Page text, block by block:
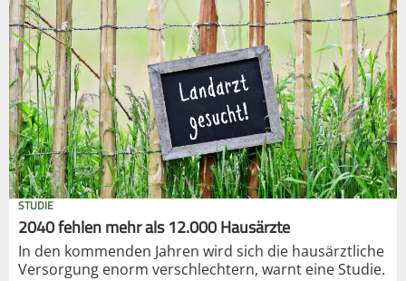
STUDIE
2040 fehlen mehr als 12.000 Hausärzte
In den kommenden Jahren wird sich die hausärztliche
Versorgung enorm verschlechtern, warnt eine Studie.